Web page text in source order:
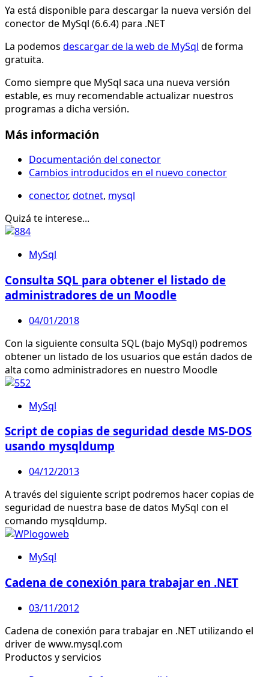
Ya está disponible para descargar la nueva versión del
conector de MySql (6.6.4) para .NET
La podemos descargar de la web de MySql de forma
gratuita.
Como siempre que MySql saca una nueva versión
estable, es muy recomendable actualizar nuestros
programas a dicha versión.
Más información
Documentación del conector
Cambios introducidos en el nuevo conector
conector, dotnet, mysql
Quizá te interese...
MySql
Consulta SQL para obtener el listado de
administradores de un Moodle
04/01/2018
Con la siguiente consulta SQL (bajo MySql) podremos
obtener un listado de los usuarios que están dados de
alta como administradores en nuestro Moodle
MySql
Script de copias de seguridad desde MS-DOS
usando mysqldump
04/12/2013
A través del siguiente script podremos hacer copias de
seguridad de nuestra base de datos MySql con el
comando mysqldump.
MySql
Cadena de conexión para trabajar en .NET
03/11/2012
Cadena de conexión para trabajar en .NET utilizando el
driver de www.mysql.com
Productos y servicios